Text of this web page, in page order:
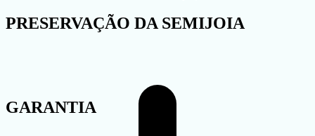
PRESERVAÇÃO DA SEMIJOIA
GARANTIA